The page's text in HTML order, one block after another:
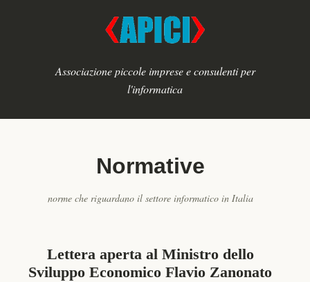
Associazione piccole imprese e consulenti per
l'informatica
Normative
norme che riguardano il settore informatico in Italia
Lettera aperta al Ministro dello
Sviluppo Economico Flavio Zanonato